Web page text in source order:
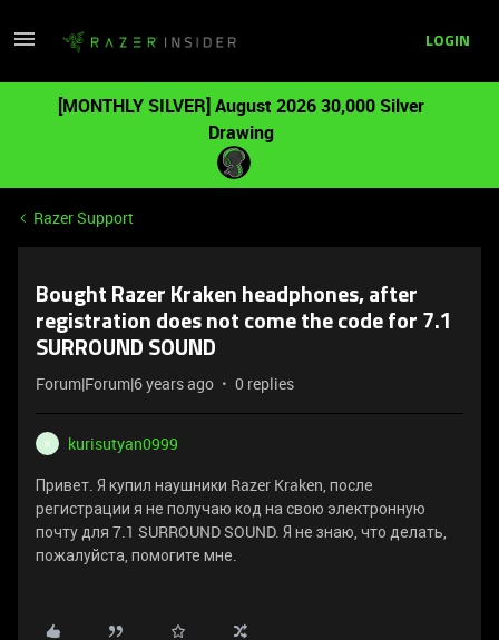
LOGIN
[MONTHLY SILVER] August 2026 30,000 Silver
Drawing
Razer Support
Bought Razer Kraken headphones, after
registration does not come the code for 7.1
SURROUND SOUND
Forum|Forum|6 years ago 0 replies
K
kurisutyan0999
Привет. Я купил наушники Razer Kraken, после
регистрации я не получаю код на свою электронную
почту для 7.1 SURROUND SOUND. Я не знаю, что делать,
пожалуйста, помогите мне.